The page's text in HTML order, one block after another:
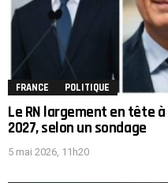
FRANCE POLITIQUE
Le RN largement en tête
2027, selon un sondage
5 mai 2026, 11h20